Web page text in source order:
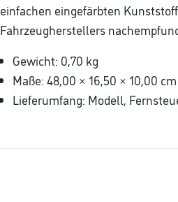
einfachen eingefärbten
Fahrzeugherstellers
Gewicht: 0,70 kg
Maße: 48,00 × 16,50 × 10,00 cm
Lieferumfang: Modell,